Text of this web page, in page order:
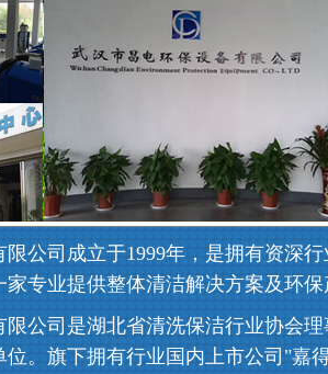
限公司成立于1999年，是拥有资深
家专业提供整体清洁解决方案及环
限公司是湖北省清洗保洁行业协会
位。旗下拥有行业国内上市公司"嘉